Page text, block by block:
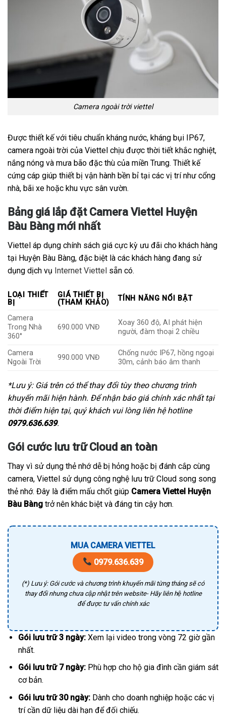
Camera ngoài trời viettel
Được thiết kế với tiêu chuẩn kháng nước, kháng bụi IP67,
camera ngoài trời của Viettel chịu được thời tiết khắc nghiệt,
nắng nóng và mưa bão đặc thù của miền Trung. Thiết kế
cứng cáp giúp thiết bị vận hành bền bỉ tại các vị trí như cổng
nhà, bãi xe hoặc khu vực sân vườn.
Bảng giá lắp đặt Camera Viettel Huyện
Bàu Bàng mới nhất
Viettel áp dụng chính sách giá cực kỳ ưu đãi cho khách hàng
tại Huyện Bàu Bàng, đặc biệt là các khách hàng đang sử
dụng dịch vụ Internet Viettel sẵn có.
LOẠI THIẾT
BỊ
GIÁ THIẾT BỊ
(THAM KHẢO)
TÍNH NĂNG NỔI BẬT
Camera
Trong Nhà
360°
690.000 VNĐ
Xoay 360 độ, AI phát hiện
người, đàm thoại 2 chiều
Camera
Ngoài Trời
990.000 VNĐ
Chống nước IP67, hồng ngoại
30m, cảnh báo âm thanh
*Lưu ý: Giá trên có thể thay đổi tùy theo chương trình
khuyến mãi hiện hành. Để nhận báo giá chính xác nhất tại
thời điểm hiện tại, quý khách vui lòng liên hệ hotline
0979.636.639.
Gói cước lưu trữ Cloud an toàn
Thay vì sử dụng thẻ nhớ dễ bị hỏng hoặc bị đánh cắp cùng
camera, Viettel sử dụng công nghệ lưu trữ Cloud song song
thẻ nhớ. Đây là điểm mấu chốt giúp Camera Viettel Huyện
Bàu Bàng trở nên khác biệt và đáng tin cậy hơn.
MUA CAMERA VIETTEL
0979.636.639
(*) Lưu ý: Gói cước và chương trình khuyến mãi từng tháng sẽ có
thay đổi nhưng chưa cập nhật trên website- Hãy liên hệ hotline
để được tư vấn chính xác
Gói lưu trữ 3 ngày:Xem lại video trong vòng 72 giờ gần
nhất.
Gói lưu trữ 7 ngày:Phù hợp cho hộ gia đình cần giám sát
cơ bản.
Gói lưu trữ 30 ngày:Dành cho doanh nghiệp hoặc các vị
trí cần dữ liệu dài hạn để đối chiếu.